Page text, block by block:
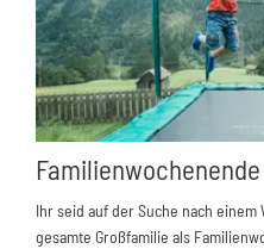
Ihr seid auf der Suche nach
gesamte Großfamilie als